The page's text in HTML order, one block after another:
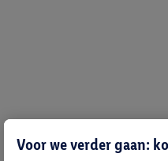
Voor we verder gaan: